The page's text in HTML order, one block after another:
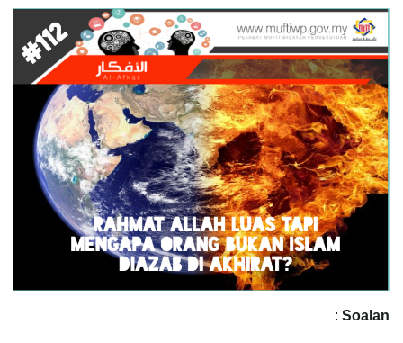
Soalan
: